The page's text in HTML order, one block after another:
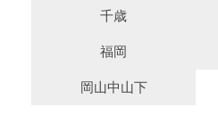
千歳
福岡
岡山中山下